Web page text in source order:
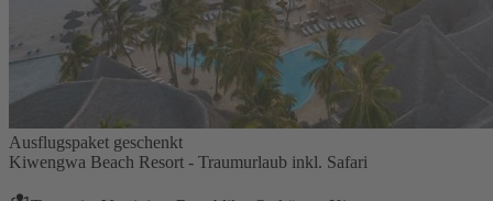
Ausflugspaket geschenkt
Kiwengwa Beach Resort - Traumurlaub inkl. Safari